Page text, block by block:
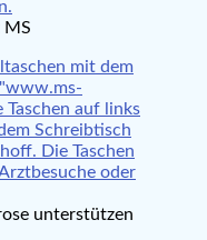
MS
unterstützen